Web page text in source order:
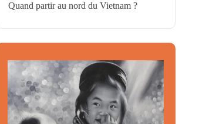
Quand partir au nord du Vietnam ?